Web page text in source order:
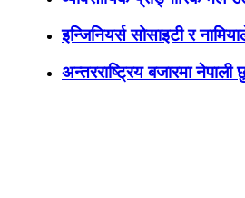
इन्जिनियर्स सोसाइटी र
अन्तरराष्ट्रिय बजारमा नेपाली